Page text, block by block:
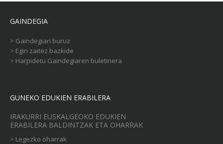
GAINDEGIA
> Gaindegiari buruz
> Egin zaitez bazkide
> Harpidetu Gaindegiaren buletinera
GUNEKO EDUKIEN ERABILERA
IRAKURRI EUSKALGEOKO EDUKIEN
ERABILERA BALDINTZAK ETA OHARRAK
> Legezko oharrak